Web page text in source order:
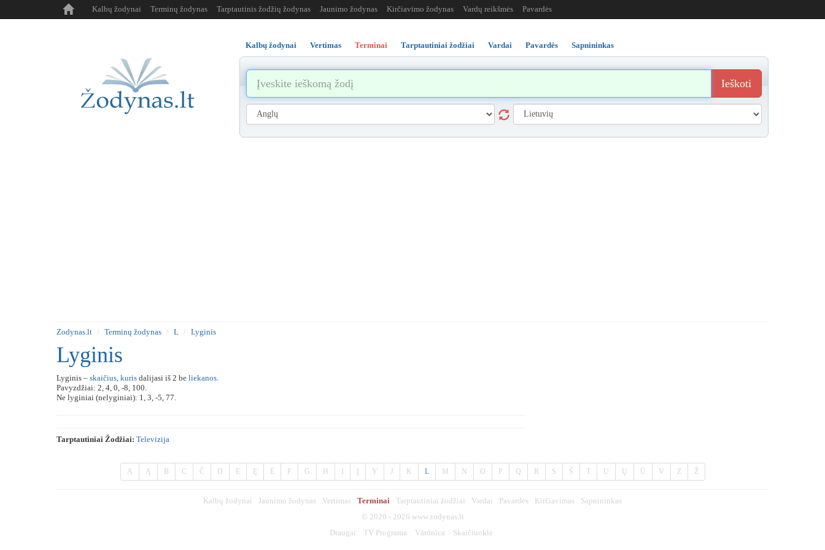
Kalbų žodynai Terminų žodynas Tarptautinis žodžių žodynas Jaunimo žodynas Kirčiavimo žodynas Vardų reikšmės Pavardės
Kalbų žodynai Vertimas Terminai Tarptautiniai žodžiai Vardai Pavardės Sapnininkas
Ieškoti
Zodynas.lt Terminų žodynas L Lyginis
Lyginis
Lyginis – skaičius, kuris dalijasi iš 2 be liekanos.
Pavyzdžiai: 2, 4, 0, -8, 100.
Ne lyginiai (nelyginiai): 1, 3, -5, 77.
Tarptautiniai Žodžiai: Televizija
A Ą B C Č D E Ę Ė F G H Y J K L M N O P Q R S Š T U Ų Ū V Z Ž
Kalbų žodynai Jaunimo žodynas Vertimas Terminai Tarptautiniai žodžiai Vardai Pavardės Kirčiavimas
Sapnininkas
© 2020 - 2026 www.zodynas.lt
Draugai:
TV Programa Vārdnīca Skaičiuoklė